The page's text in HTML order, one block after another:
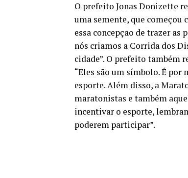
O prefeito Jonas Donizette
uma semente, que começou
essa concepção de trazer as
nós criamos a Corrida dos
cidade”. O prefeito também
“Eles são um símbolo. É por
esporte. Além disso, a
maratonistas e também
incentivar o esporte,
poderem participar”.